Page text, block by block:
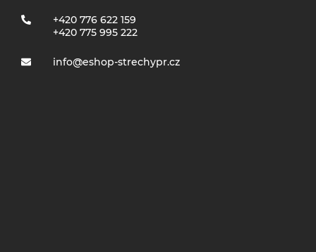
+420 776 622 159
+420 775 995 222
info@eshop-strechypr.cz